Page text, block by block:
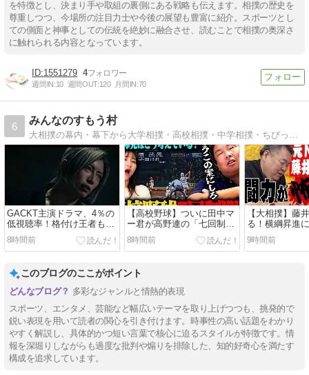
を特徴とし、決まり手や取組の裏側にある戦略も伝えます。相撲の歴史を
尊重しつつ、今場所の注目力士や今後の展望も豊富に紹介。スポーツとし
ての側面と神事としての伝統を絶妙に融合させ、読むことで相撲の奥深さ
に触れられる内容となっています。
1551279 4
週間IN:10 週間OUT:120 月間IN:70
6
みんなのすもう村
GACKT主演ドラマ、4％の
低視聴率！格付け王者も試
練の時
8時間前
【高校野球】ついに田中マ
ー君が高野連の「七回制」
導入に異議申す！ドーム球
場でやれ
8時間前
【大相撲】藤
る！横綱昇進
数字だけでは
9時間前
このブログのここがポイント
多彩なジャンルと情熱的表現
スポーツ、エンタメ、芸能など幅広いテーマを取り上げつつも、挑発的で
鋭い表現を用いて読者の関心を引き付けます。時事性の高い話題をわかり
やすく解説し、具体的かつ短い言葉で核心に迫るスタイルが特徴です。情
報を深堀りしながらも過度な批判や煽りを排除した、知的好奇心を満たす
構成を追求しています。